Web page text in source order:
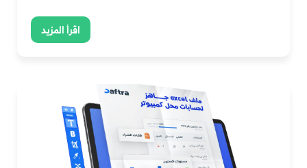
اقرأ المزيد